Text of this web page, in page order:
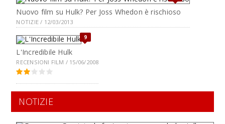
Nuovo film su Hulk? Per Joss Whedon è rischioso
NOTIZIE / 12/03/2013
9
L'Incredibile Hulk
RECENSIONI FILM / 15/06/2008
NOTIZIE